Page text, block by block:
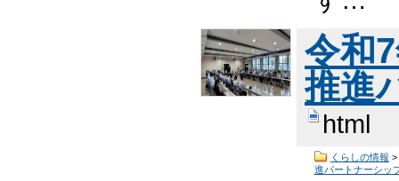
令和
推進
html
くらしの情報 >
進パートナーシッ